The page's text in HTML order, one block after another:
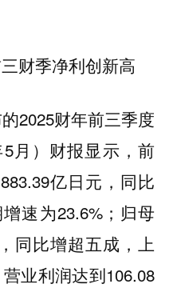
财季净利创新高
2025财年前三季度
5月）财报显示，前
亿日元，同比
速为23.6%；归母
同比增超五成，上
业利润达到106.08